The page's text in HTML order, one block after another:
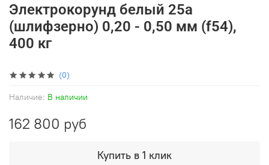
(0)
Наличие: В наличии
Электрокорунд белый 25а
(шлифзерно) 0,20 - 0,50 мм (f54),
400 кг
162 800 руб
Купить в 1 клик